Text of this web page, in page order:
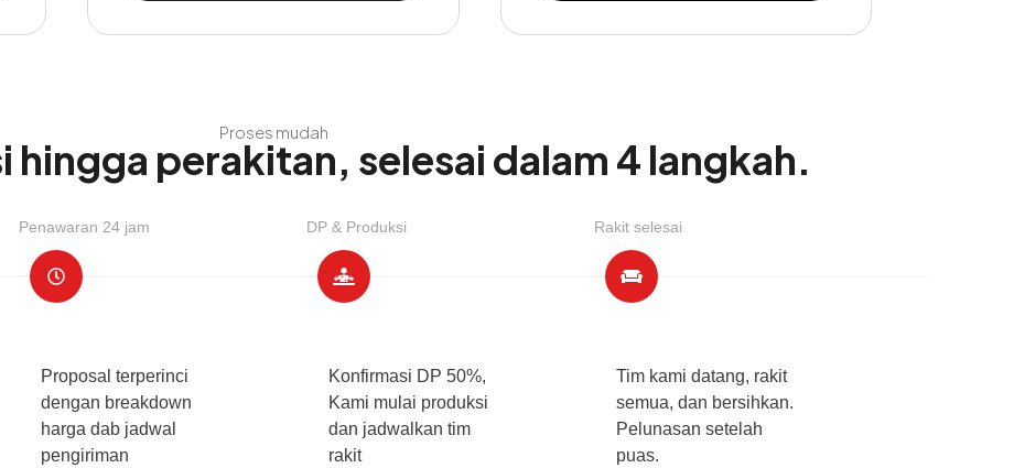
Proses mudah
hingga perakitan, selesai dalam 4 langkah.
Penawaran 24 jam
Proposal terperinci
dengan breakdown
harga dab jadwal
pengiriman
DP & Produksi
Konfirmasi DP 50%,
Kami mulai produksi
dan jadwalkan tim
rakit
Rakit selesai
Tim kami datang, rakit
semua, dan bersihkan.
Pelunasan setelah
puas.